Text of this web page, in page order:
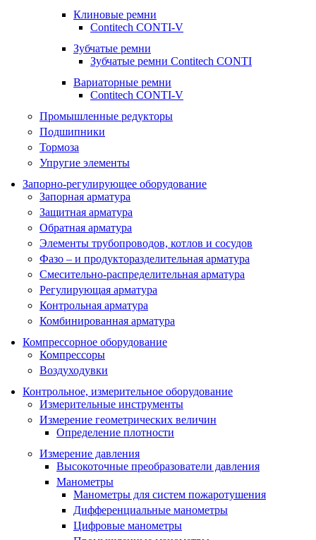
Клиновые ремни
Contitech CONTI-V
Зубчатые ремни
Зубчатые ремни Contitech CONTI
Вариаторные ремни
Contitech CONTI-V
Промышленные редукторы
Подшипники
Тормоза
Упругие элементы
Запорно-регулирующее оборудование
Запорная арматура
Защитная арматура
Обратная арматура
Элементы трубопроводов, котлов и сосудов
Фазо – и продукторазделительная арматура
Смесительно-распределительная арматура
Регулирующая арматура
Контрольная арматура
Комбинированная арматура
Компрессорное оборудование
Компрессоры
Воздуходувки
Контрольное, измерительное оборудование
Измерительные инструменты
Измерение геометрических величин
Определение плотности
Измерение давления
Высокоточные преобразователи давления
Манометры
Манометры для систем пожаротушения
Дифференциальные манометры
Цифровые манометры